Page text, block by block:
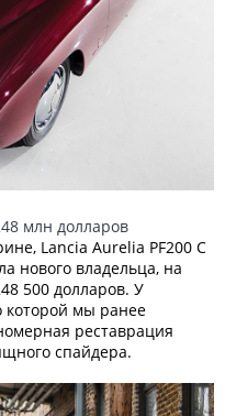
млн долларов
Lancia Aurelia PF200 C
нового владельца, на
500 долларов. У
которой мы ранее
реставрация
спайдера.